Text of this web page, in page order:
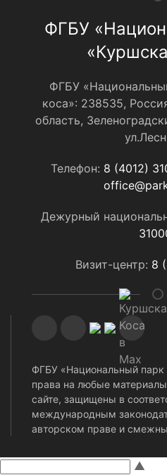
ФГБУ
ФГБУ
коса»: 238535,
область,
Телефон: 8 (4012)
Дежурный
Визит-центр: 8
ФГБУ «Национальный
права на любые
сайте, защищены в
международным
авторском праве и
▲